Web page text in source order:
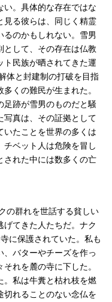
い。具体的な存在ではな
見る彼らは、同じく精霊
のかもしれない。雪男
して、その存在は仏教
ト民族が晒されてきた運
体と封建制の打破を目指
くの難民が生まれた。
足跡が雪男のものだと騒
真は、その証拠として
たことを世界の多くは
ベット人は危険を冒し
された中には数多くの亡
の群れを世話する貧しい
てきた人たちだ。ナク
に保護されていた。私も
バターやチーズを作っ
れを麓の寺に下した。
。私は牛糞と枯れ枝を燃
れることのない念仏を